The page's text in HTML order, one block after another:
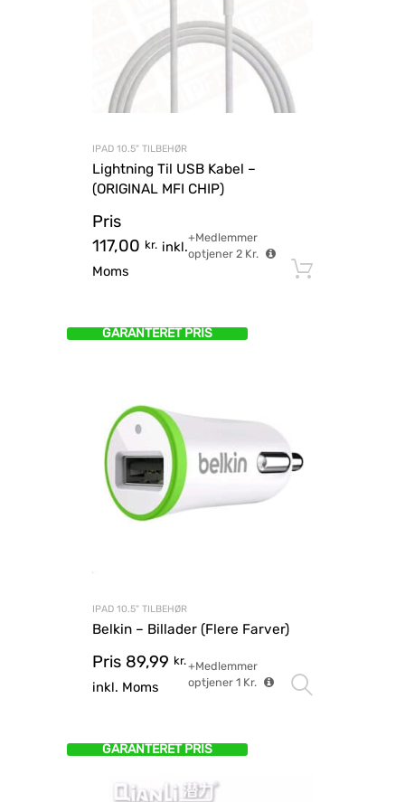
IPAD 10.5" TILBEHØR
Lightning Til USB Kabel –
(ORIGINAL MFI CHIP)
Pris
117,00 kr. inkl.
Moms
+Medlemmer
optjener2 Kr.
GARANTERET PRIS
IPAD 10.5" TILBEHØR
Belkin – Billader (Flere Farver)
Pris 89,99 kr.
inkl. Moms
+Medlemmer
optjener 1Kr.
GARANTERET PRIS